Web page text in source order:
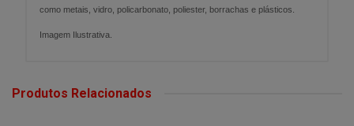
como metais, vidro, policarbonato, poliester, borrachas e plásticos.
Imagem Ilustrativa.
Produtos Relacionados